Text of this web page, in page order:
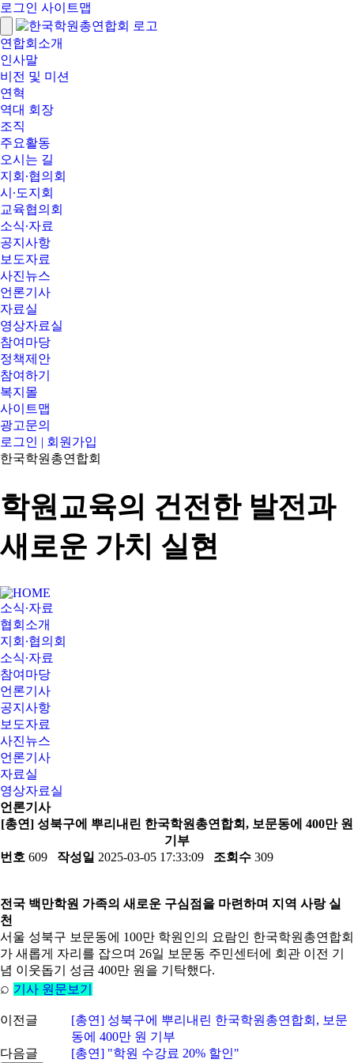
로그인 사이트맵
연합회소개
인사말
비전 및 미션
연혁
역대 회장
조직
주요활동
오시는 길
지회∙협의회
시∙도지회
교육협의회
소식∙자료
공지사항
보도자료
사진뉴스
언론기사
자료실
영상자료실
참여마당
정책제안
참여하기
복지몰
사이트맵
광고문의
로그인 | 회원가입
한국학원총연합회
학원교육의 건전한 발전과
새로운 가치 실현
소식∙자료
협회소개
지회∙협의회
소식∙자료
참여마당
언론기사
공지사항
보도자료
사진뉴스
언론기사
자료실
영상자료실
언론기사
[총연] 성북구에 뿌리내린 한국학원총연합회, 보문동에 400만 원
기부
번호 609 작성일 2025-03-05 17:33:09 조회수 309
전국 백만학원 가족의 새로운 구심점을 마련하며 지역 사랑 실
천
서울 성북구 보문동에 100만 학원인의 요람인 한국학원총연합회
가 새롭게 자리를 잡으며 26일 보문동 주민센터에 회관 이전 기
념 이웃돕기 성금 400만 원을 기탁했다.
⌕ 기사 원문보기
이전글
[총연] 성북구에 뿌리내린 한국학원총연합회, 보문
동에 400만 원 기부
다음글
[총연] "학원 수강료 20% 할인"